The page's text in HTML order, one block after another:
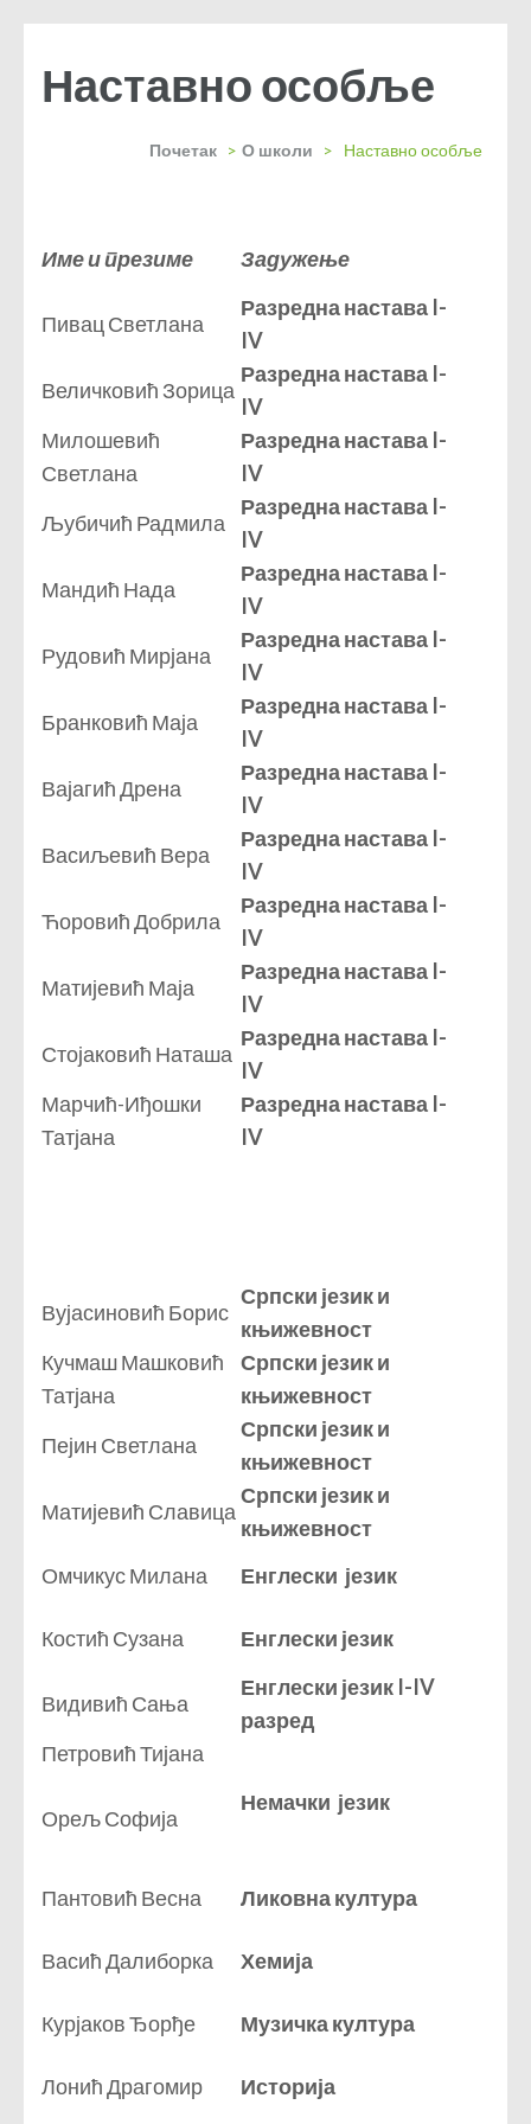
Наставно особље
Почетак > О школи > Наставно особље
Име и презиме Задужење
Пивац Светлана
Разредна настава I-
IV
Величковић Зорица
Разредна настава I-
IV
Милошевић
Светлана
Разредна настава I-
IV
Љубичић Радмила
Разредна настава I-
IV
Мандић Нада
Разредна настава I-
IV
Рудовић Мирјана
Разредна настава I-
IV
Бранковић Маја
Разредна настава I-
IV
Вајагић Дрена
Разредна настава I-
IV
Васиљевић Вера
Разредна настава I-
IV
Ћоровић Добрила
Разредна настава I-
IV
Матијевић Маја
Разредна настава I-
IV
Стојаковић Наташа
Разредна настава I-
IV
Марчић-Иђошки
Татјана
Разредна настава I-
IV
Вујасиновић Борис
Српски језик и
књижевност
Кучмаш Машковић
Татјана
Српски језик и
књижевност
Пејин Светлана
Српски језик и
књижевност
Матијевић Славица
Српски језик и
књижевност
Омчикус Милана
Енглески језик
Костић Сузана Енглески језик
Видивић Сања
Енглески језик I-IV
разред
Петровић Тијана
Орељ Софија
Немачки језик
Пантовић Весна Ликовна култура
Васић Далиборка Хемија
Курјаков Ђорђе Музичка култура
Лонић Драгомир Историја